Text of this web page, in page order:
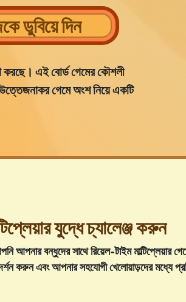
ডুবিয়ে দিন
করছে। এই বোর্ড গেমের কৌশলী
গেমে অংশ নিয়ে একটি
যুদ্ধে চ্যালেঞ্জ করুন
আপনার বন্ধুদের সাথে রিয়েল-টাইম মাল্টিপ্লেয়ার
করুন এবং আপনার সহযোগী খেলোয়াড়দের মধ্যে